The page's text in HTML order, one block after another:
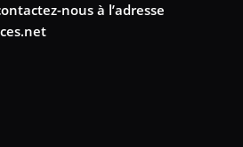
nous à l’adresse